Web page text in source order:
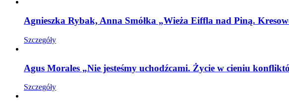
Agnieszka Rybak, Anna Smółka „Wieża Eiffla nad Piną.
Szczegóły
Agus Morales „Nie jesteśmy uchodźcami. Życie w cieniu
Szczegóły